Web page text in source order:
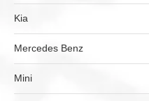
Kia
Mercedes Benz
Mini